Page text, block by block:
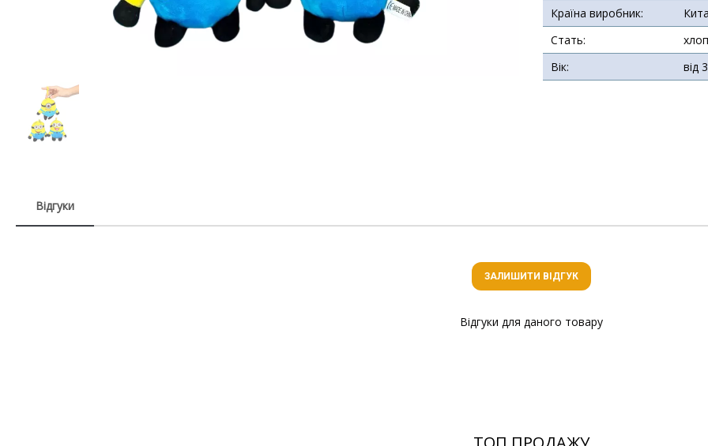
Країна виробник:
Стать:
Вік:
від
Відгуки
ЗАЛИШИТИ ВІДГУК
Відгуки для даного товару